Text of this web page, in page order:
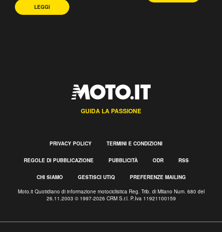
LEGGI
GUIDA LA PASSIONE
PRIVACY POLICY TERMINI E CONDIZIONI
REGOLE DI PUBBLICAZIONE PUBBLICITÀ ODR RSS
CHI SIAMO GESTISCI UTIQ PREFERENZE MAILING
Moto.it Quotidiano di informazione motociclistica Reg. Trib. di Milano Num. 680 del
26.11.2003 © 1997-2026 CRM S.r.l. P.Iva 11921100159